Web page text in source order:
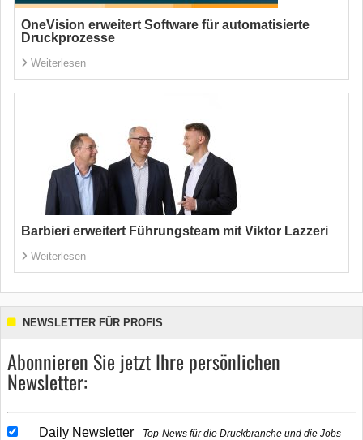
OneVision erweitert Software für automatisierte
Druckprozesse
Weiterlesen
Barbieri erweitert Führungsteam mit Viktor Lazzeri
Weiterlesen
NEWSLETTER FÜR PROFIS
Abonnieren Sie jetzt Ihre persönlichen
Newsletter:
Daily Newsletter
Top-News für die Druckbranche und die Jobs